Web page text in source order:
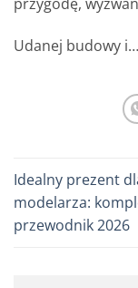
Udanej budowy
Idealny prezent
modelarza:
przewodnik 2026